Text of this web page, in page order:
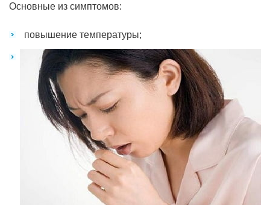
Основные из симптомов:
повышение температуры;